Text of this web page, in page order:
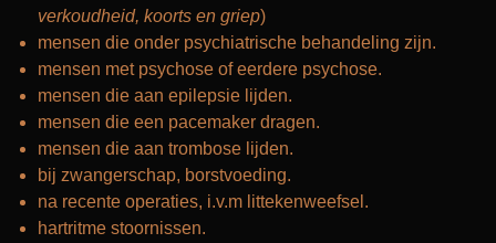
verkoudheid, koorts en griep)
mensen die onder psychiatrische behandeling zijn.
mensen met psychose of eerdere psychose.
mensen die aan epilepsie lijden.
mensen die een pacemaker dragen.
mensen die aan trombose lijden.
bij zwangerschap, borstvoeding.
na recente operaties, i.v.m littekenweefsel.
hartritme stoornissen.